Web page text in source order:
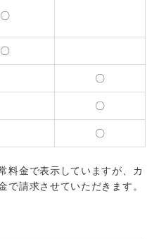
〇
〇
〇
〇
〇
料金で表示していますが、カ
で請求させていただきます。